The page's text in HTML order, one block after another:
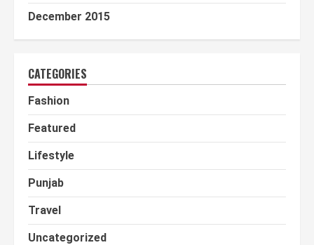
December 2015
CATEGORIES
Fashion
Featured
Lifestyle
Punjab
Travel
Uncategorized